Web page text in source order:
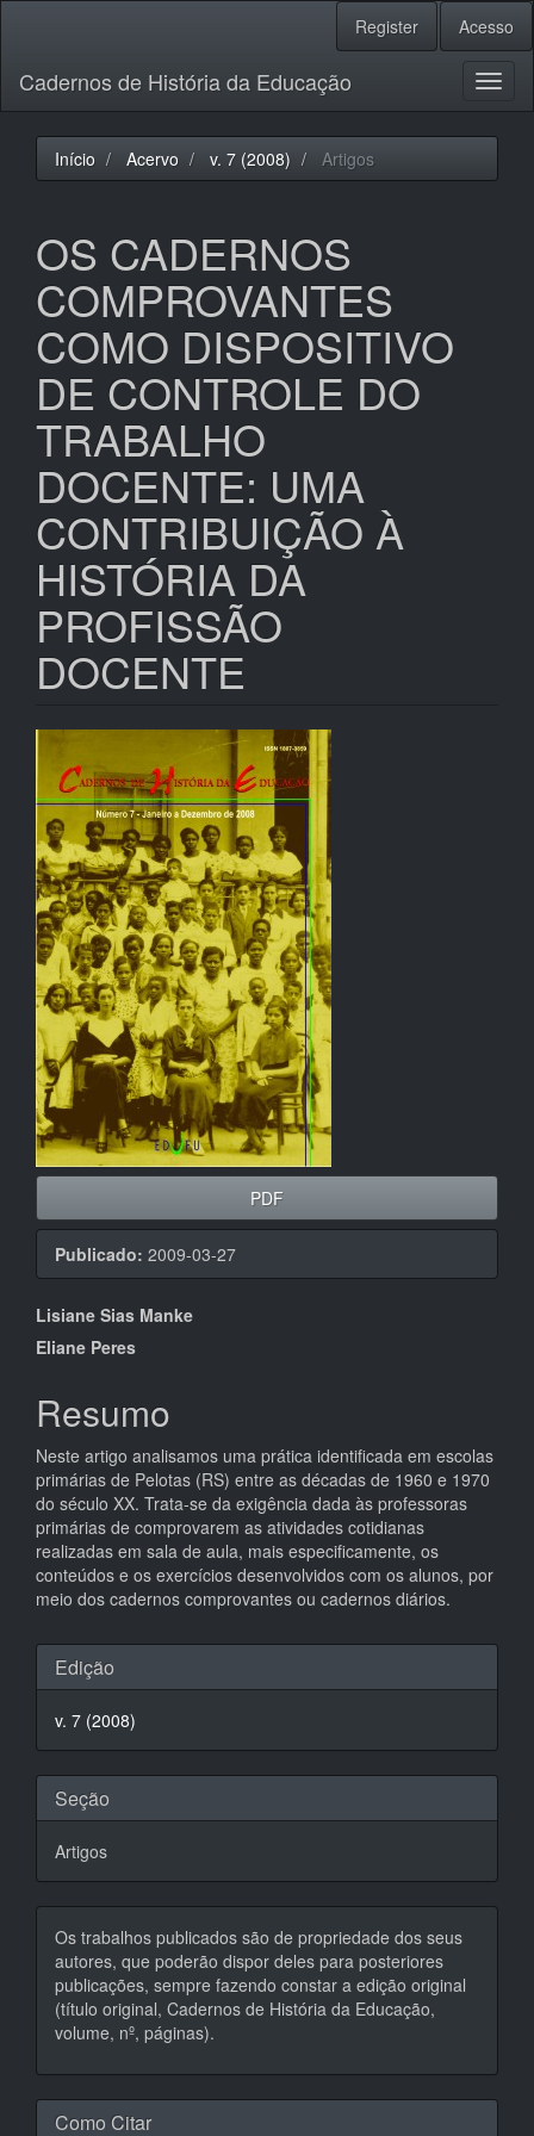
principal
Barra
Lateral
Register Acesso
Cadernos de História da Educação
Início Acervo v. 7 (2008) Artigos
OS CADERNOS
COMPROVANTES
COMO DISPOSITIVO
DE CONTROLE DO
TRABALHO
DOCENTE: UMA
CONTRIBUIÇÃO À
HISTÓRIA DA
PROFISSÃO
DOCENTE
Barra
lateral
de
artigos
PDF
Publicado: 2009-03-27
Conteúdo
do
artigo
principal
Lisiane Sias Manke
Eliane Peres
Resumo
Neste artigo analisamos uma prática identificada em escolas
primárias de Pelotas (RS) entre as décadas de 1960 e 1970
do século XX. Trata-se da exigência dada às professoras
primárias de comprovarem as atividades cotidianas
realizadas em sala de aula, mais especificamente, os
conteúdos e os exercícios desenvolvidos com os alunos, por
meio dos cadernos comprovantes ou cadernos diários.
Detalhes
do
artigo
Edição
v. 7 (2008)
Seção
Artigos
Os trabalhos publicados são de propriedade dos seus
autores, que poderão dispor deles para posteriores
publicações, sempre fazendo constar a edição original
(título original, Cadernos de História da Educação,
volume, nº, páginas).
Como Citar